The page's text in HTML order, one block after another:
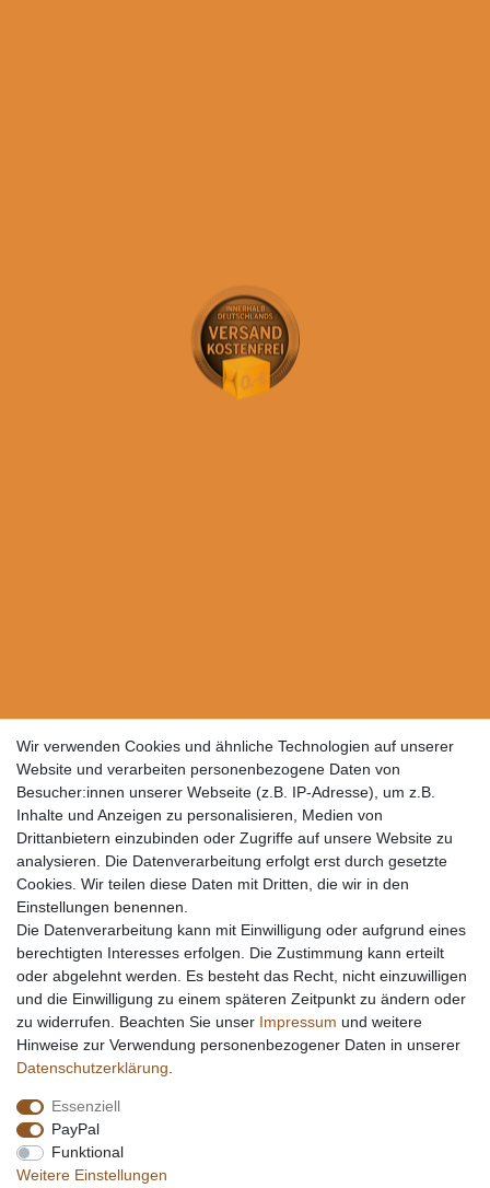
Wir verwenden Cookies und ähnliche Technologien auf unserer
Website und verarbeiten personenbezogene Daten von
Besucher:innen unserer Webseite (z.B. IP-Adresse), um z.B.
Inhalte und Anzeigen zu personalisieren, Medien von
Drittanbietern einzubinden oder Zugriffe auf unsere Website zu
analysieren. Die Datenverarbeitung erfolgt erst durch gesetzte
Cookies. Wir teilen diese Daten mit Dritten, die wir in den
Einstellungen benennen.
Die Datenverarbeitung kann mit Einwilligung oder aufgrund eines
berechtigten Interesses erfolgen. Die Zustimmung kann erteilt
oder abgelehnt werden. Es besteht das Recht, nicht einzuwilligen
und die Einwilligung zu einem späteren Zeitpunkt zu ändern oder
zu widerrufen. Beachten Sie unser Impressum und weitere
Hinweise zur Verwendung personenbezogener Daten in unserer
Daten­schutz­erklärung
Essenziell
PayPal
Funktional
Weitere Einstellungen